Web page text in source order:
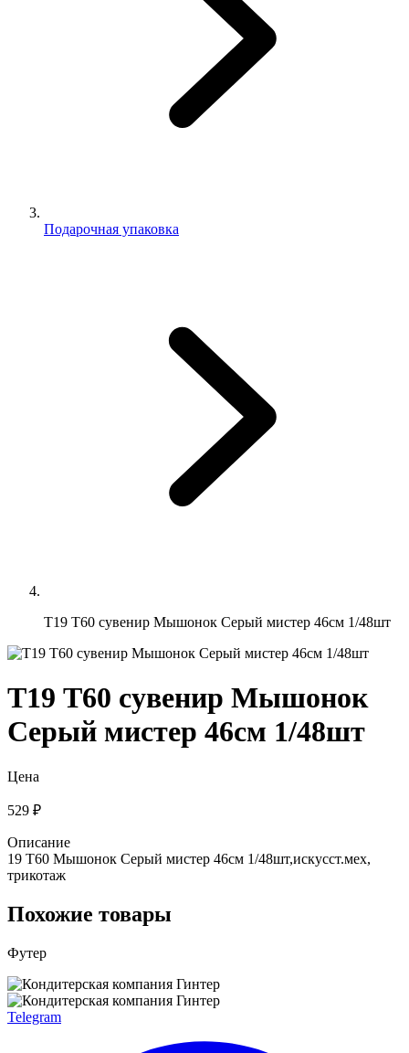
Подарочная упаковка
Т19 Т60 сувенир Мышонок Серый мистер 46см 1/48шт
Т19 Т60 сувенир Мышонок
Серый мистер 46см 1/48шт
Цена
529 ₽
Описание
19 Т60 Мышонок Серый мистер 46см 1/48шт,искусст.мех,
трикотаж
Похожие товары
Футер
Telegram